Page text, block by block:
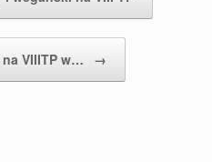
VIIITP w… →